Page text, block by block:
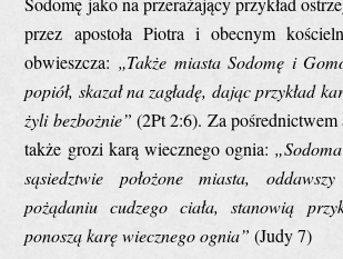
przez apostoła Piotra i obecnym
obwieszcza: „Także miasta Sodomę i
popiół, skazał na zagładę, dając przykład
żyli bezbożnie” (2Pt 2:6). Za pośrednictwem
także grozi karą wiecznego ognia: „
sąsiedztwie położone miasta,
pożądaniu cudzego ciała, stanowią
ponoszą karę wiecznego ognia” (Judy 7)